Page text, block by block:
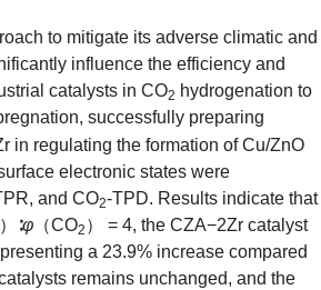
to mitigate its adverse climatic and
influence the efficiency and
catalysts in CO2 hydrogenation to
successfully preparing
in regulating the formation of Cu/ZnO
electronic states were
and CO2-TPD. Results indicate that
）∶φ （CO2 ） = 4, the CZA−2Zr catalyst
a 23.9% increase compared
remains unchanged, and the